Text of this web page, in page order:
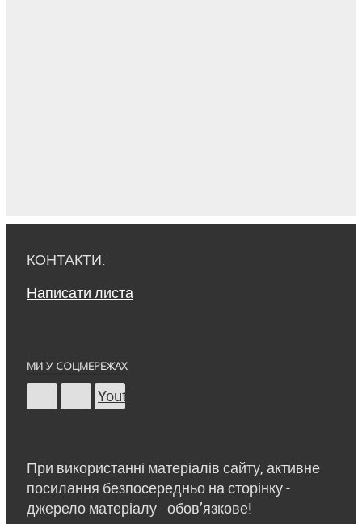
КОНТАКТИ:
Написати листа
МИ У СОЦМЕРЕЖАХ
Youtube
При використанні матеріалів сайту, активне
посилання безпосередньо на сторінку -
джерело матеріалу - обов’язкове!